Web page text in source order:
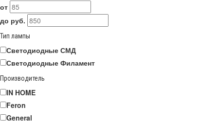
от
до руб.
Тип лампы
Светодиодные СМД
Светодиодные Филамент
Производитель
IN HOME
Feron
General